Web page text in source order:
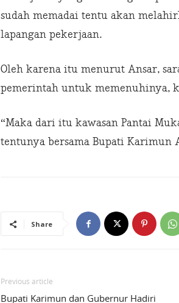
sudah memadai tentu akan
lapangan pekerjaan.
Oleh karena itu menurut Ansar,
pemerintah untuk memenuhinya,
“Maka dari itu kawasan Pantai
tentunya bersama Bupati Karimun
Share
Previous article
Bupati Karimun dan Gubernur Hadiri